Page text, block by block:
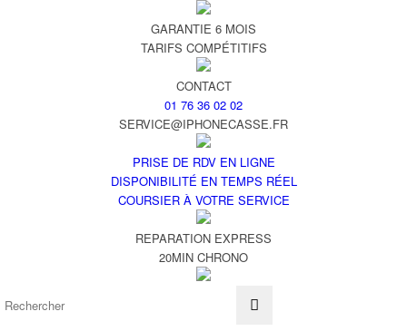
GARANTIE 6 MOIS
TARIFS COMPÉTITIFS
CONTACT
01 76 36 02 02
SERVICE@IPHONECASSE.FR
PRISE DE RDV EN LIGNE
DISPONIBILITÉ EN TEMPS RÉEL
COURSIER À VOTRE SERVICE
REPARATION EXPRESS
20MIN CHRONO